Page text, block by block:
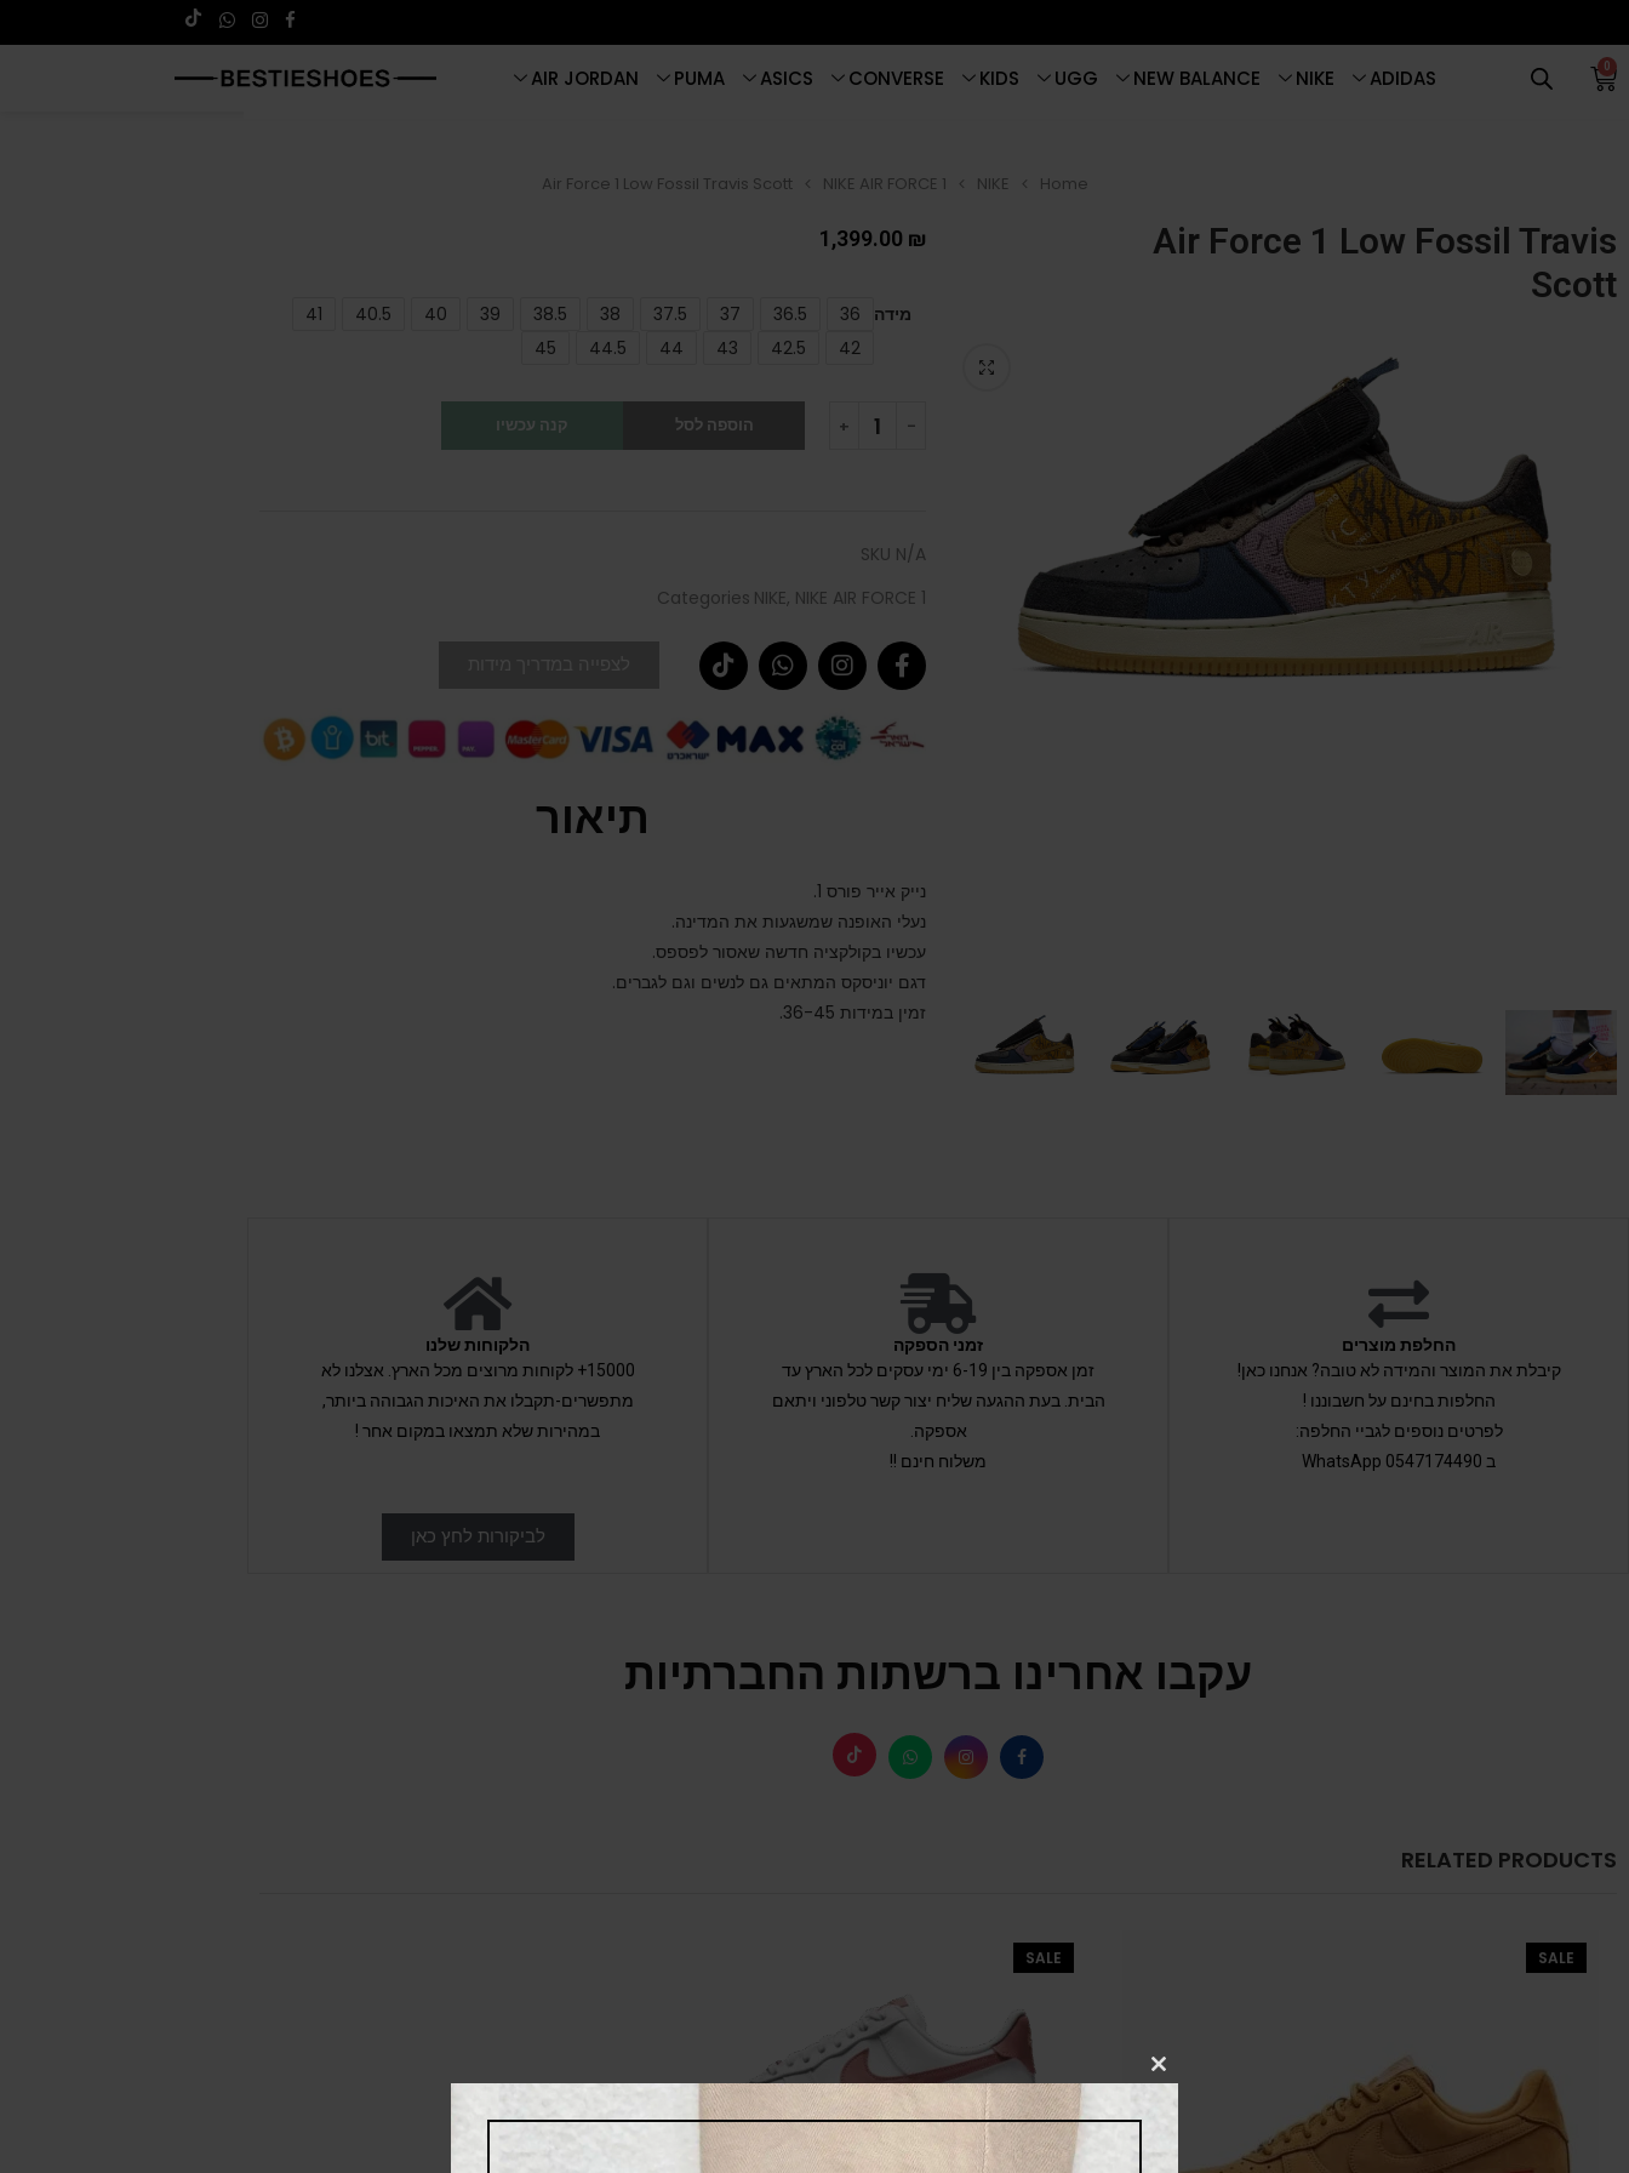
0
ADIDAS
NIKE
NEW BALANCE
UGG
KIDS
CONVERSE
ASICS
PUMA
AIR JORDAN
Home
NIKE
NIKE AIR FORCE 1
Air Force 1 Low Fossil Travis Scott
Air Force 1 Low Fossil Travis
Scott
1,399.00 ₪
מידה 36
36.5
37
37.5
38
38.5
39
40
40.5
41
42
42.5
43
44
44.5
45
הוספה לסל קנה עכשיו
SKU N/A
Categories NIKE, NIKE AIR FORCE 1
תיאור
נייק אייר פורס 1.
נעלי האופנה שמשגעות את המדינה.
עכשיו בקולקציה חדשה שאסור לפספס.
דגם יוניסקס המתאים גם לנשים וגם לגברים.
זמין במידות 36-45.
החלפת מוצרים
קיבלת את המוצר והמידה לא טובה? אנחנו כאן!
החלפות בחינם על חשבוננו !
לפרטים נוספים לגביי החלפה:
ב 0547174490 WhatsApp
זמני הספקה
זמן אספקה בין 6-19 ימי עסקים לכל הארץ עד
הבית. בעת ההגעה שליח יצור קשר טלפוני ויתאם
אספקה.
משלוח חינם !!
הלקוחות שלנו
15000+ לקוחות מרוצים מכל הארץ. אצלנו לא
מתפשרים-תקבלו את האיכות הגבוהה ביותר,
במהירות שלא תמצאו במקום אחר !
לביקורות לחץ כאן
עקבו אחרינו ברשתות החברתיות
RELATED PRODUCTS
SALE
SALE
CLOSE
MODULE